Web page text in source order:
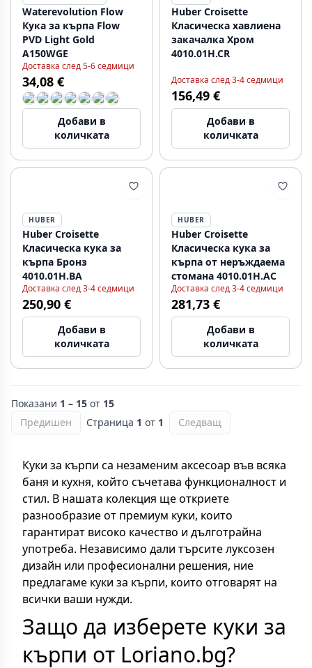
Waterevolution Flow
Кука за кърпа Flow
PVD Light Gold
A150WGE
Доставка след 5-6 седмици
34,08 €
Добави в
количката
Huber Croisette
Класическа хавлиена
закачалка Хром
4010.01H.CR
Доставка след 3-4 седмици
156,49 €
Добави в
количката
HUBER
Huber Croisette
Класическа кука за
кърпа Бронз
4010.01H.BA
Доставка след 3-4 седмици
250,90 €
Добави в
количката
HUBER
Huber Croisette
Класическа кука за
кърпа от неръждаема
стомана 4010.01H.AC
Доставка след 3-4 седмици
281,73 €
Добави в
количката
Показани 1 – 15 от 15
Предишен
Страница 1 от 1 Следващ
Куки за кърпи са незаменим аксесоар във всяка
баня и кухня, който съчетава функционалност и
стил. В нашата колекция ще откриете
разнообразие от премиум куки, които
гарантират високо качество и дълготрайна
употреба. Независимо дали търсите луксозен
дизайн или професионални решения, ние
предлагаме куки за кърпи, които отговарят на
всички ваши нужди.
Защо да изберете куки за
кърпи от Loriano.bg?